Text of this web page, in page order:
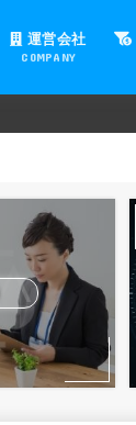
運営会社
COMPANY